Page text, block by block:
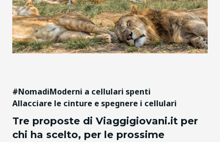
#NomadiModerni a cellulari spenti
Allacciare le cinture e spegnere i cellulari
Tre proposte di Viaggigiovani.it per
chi ha scelto, per le prossime